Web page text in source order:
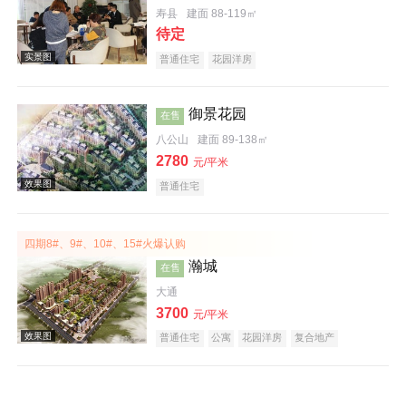
效果图
效果图
寿县 建面 88-119㎡
待定
普通住宅 花园洋房
在售 御景花园
八公山 建面 89-138㎡
2780 元/平米
普通住宅
四期8#、9#、10#、15#火爆认购
在售 瀚城
大通
3700 元/平米
普通住宅 公寓 花园洋房 复合地产